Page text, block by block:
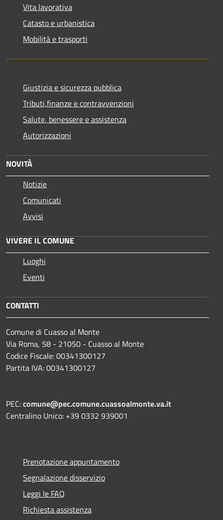
Vita lavorativa
Catasto e urbanistica
Mobilità e trasporti
Giustizia e sicurezza pubblica
Tributi,finanze e contravvenzioni
Salute, benessere e assistenza
Autorizzazioni
NOVITÀ
Notizie
Comunicati
Avvisi
VIVERE IL COMUNE
Luoghi
Eventi
CONTATTI
Comune di Cuasso al Monte
Via Roma, 58 - 21050 - Cuasso al Monte
Codice Fiscale: 00341300127
Partita IVA: 00341300127
PEC:comune@pec.comune.cuassoalmonte.va.it
Centralino Unico: +39 0332 939001
Prenotazione appuntamento
Segnalazione disservizio
Leggi le FAQ
Richiesta assistenza